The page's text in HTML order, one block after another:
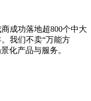
成功落地超800个中大
我们不卖“万能方
化产品与服务。